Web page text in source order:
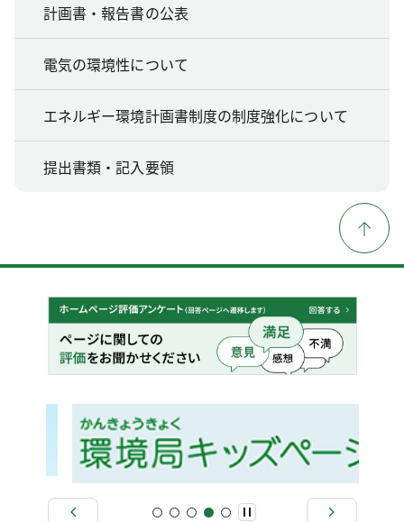
計画書・報告書の公表
電気の環境性について
エネルギー環境計画書制度の制度強化について
提出書類・記入要領